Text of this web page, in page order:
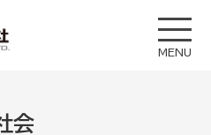
MENU
会